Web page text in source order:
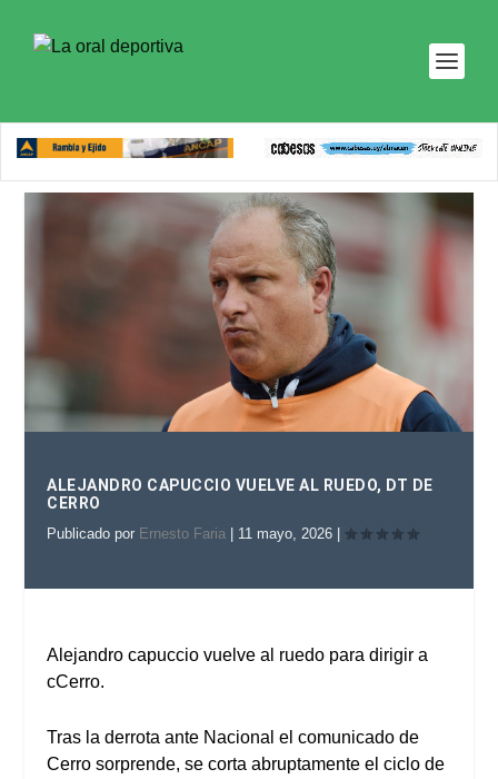
ALEJANDRO CAPUCCIO VUELVE AL RUEDO, DT DE
CERRO
Publicado por Ernesto Faria 11 mayo, 2026
Alejandro capuccio vuelve al ruedo para dirigir a
cCerro.
Tras la derrota ante Nacional el comunicado de
Cerro sorprende, se corta abruptamente el ciclo de